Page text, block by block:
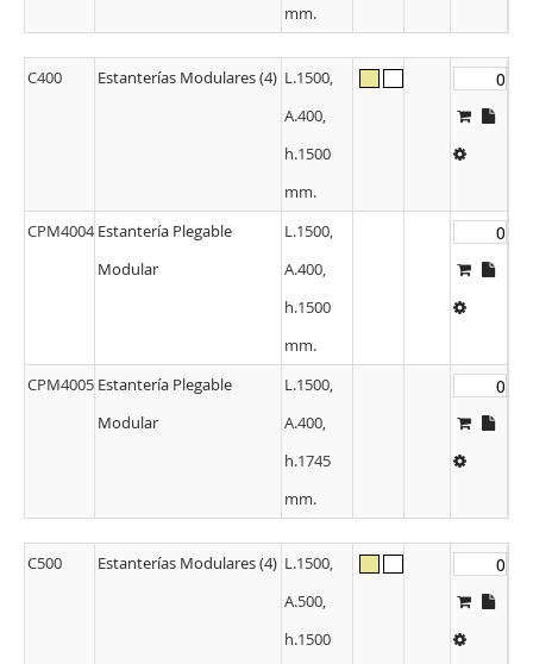
mm.
C400 Estanterías Modulares (4) L.1500,
A.400,
h.1500
mm.
CPM4004 Estantería Plegable
Modular
L.1500,
A.400,
h.1500
mm.
CPM4005 Estantería Plegable
Modular
L.1500,
A.400,
h.1745
mm.
C500 Estanterías Modulares (4) L.1500,
A.500,
h.1500